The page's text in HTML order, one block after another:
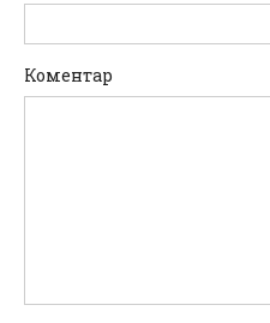
Коментар